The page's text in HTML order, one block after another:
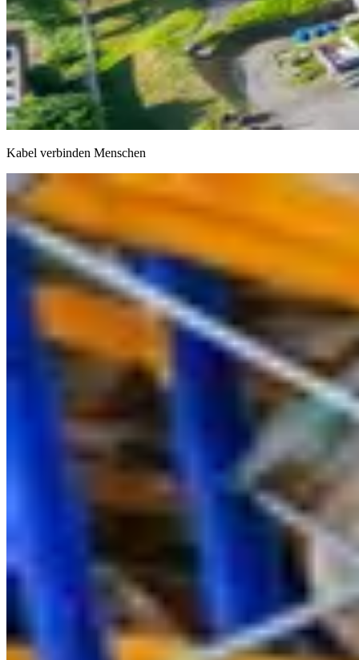
Kabel verbinden Menschen